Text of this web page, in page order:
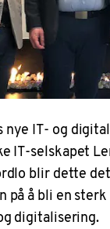
nye IT- og
IT-selskapet
blir dette
på å bli en
digitalisering.